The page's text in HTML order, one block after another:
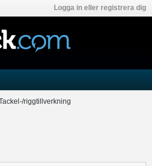
Logga in eller registrera dig
riggtillverkning